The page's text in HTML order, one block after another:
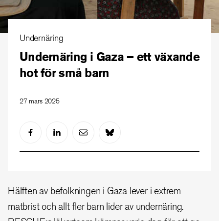
Undernäring
Undernäring i Gaza – ett växande
hot för små barn
27 mars 2025
Hälften av befolkningen i Gaza lever i extrem
matbrist och allt fler barn lider av undernäring.